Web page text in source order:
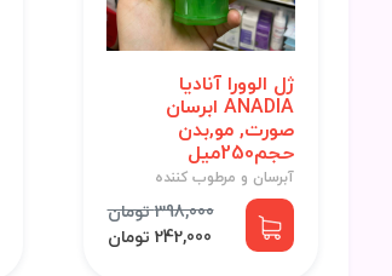
ژل الوورا آنادیا
ANADIA ابرسان
صورت, مو,بدن
حجم250میل
آبرسان و مرطوب کننده
398,000 تومان
242,000 تومان